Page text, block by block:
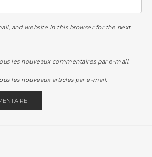
and website in this browser for the next
les nouveaux commentaires par e-mail.
les nouveaux articles par e-mail.